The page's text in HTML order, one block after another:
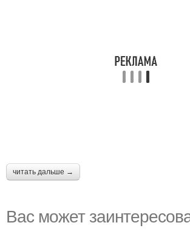
читать дальше →
Вас может